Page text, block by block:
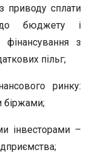
приводу сплати
до бюджету і
з
пільг;
ринку:
біржами;
інвесторами –